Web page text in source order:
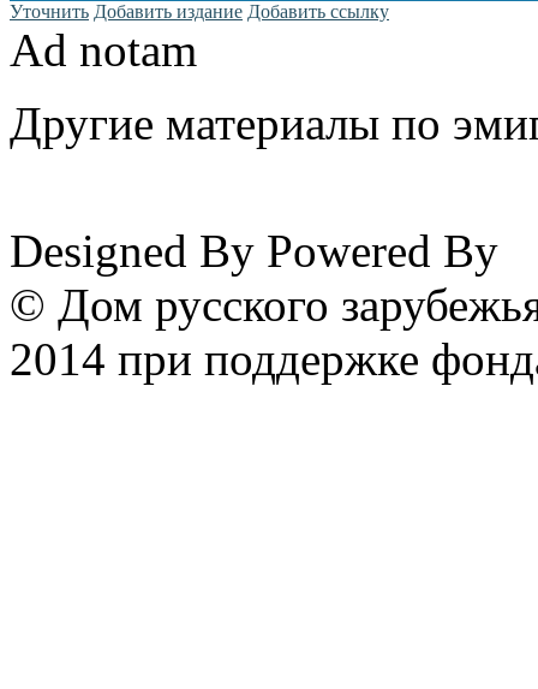
Уточнить Добавить издание Добавить ссылку
Ad notam
Другие материалы по
Designed By Powered By
© Дом русского
2014 при поддержке